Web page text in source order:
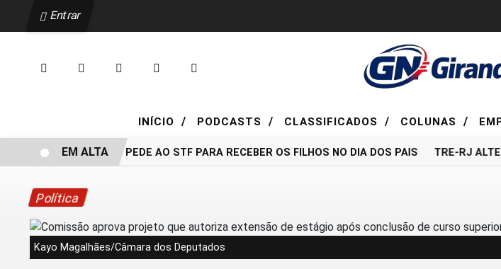
Entrar
INÍCIO / PODCASTS / CLASSIFICADOS / COLUNAS /
BOLSONARO PEDE AO STF PARA RECEBER OS FILHOS NO DIA DOS PAIS TRE-RJ
EM ALTA
Política
Kayo Magalhães/Câmara dos Deputados